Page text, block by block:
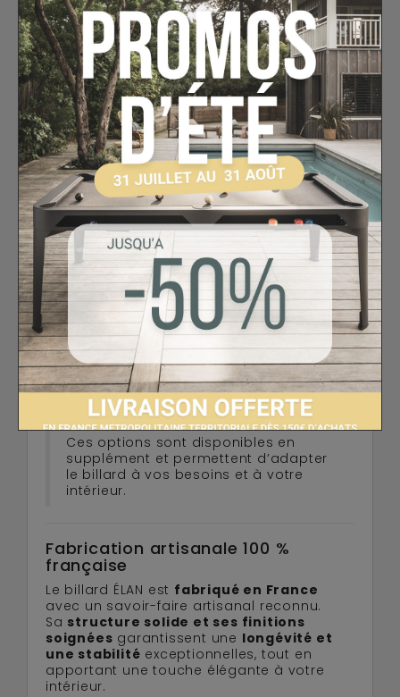
Vérins réglables pour un nivellement
optimal même sur sols irréguliers
Drap de compétition au choix : gris
ardoise, rouge ou vert/bleu
Chaque partie se joue dans un confort
optimal, que vous soyez amateur ou
joueur confirmé.
Options disponibles : plateau table
et billard français
Pour plus de flexibilité, le billard ÉLAN
Châtaignier peut êtrepersonnalisé avec
des options :
Plateau table en deux parties :
transforme votre billard en
table à
manger élégante, pratique pour les
espaces polyvalents.
Kit billard français (carambole)
: permet
de jouer aubillard françaisgrâce au
remplacement des bandes.
Ces options sont disponibles en
supplément et permettent d’adapter
le billard à vos besoins et à votre
intérieur.
Fabrication artisanale 100 %
française
Le billard ÉLAN est fabriqué en France
avec un savoir-faire artisanal reconnu.
Sa structure solide et ses finitions
soignées garantissent une longévité et
une stabilité exceptionnelles, tout en
apportant une touche élégante à votre
intérieur.